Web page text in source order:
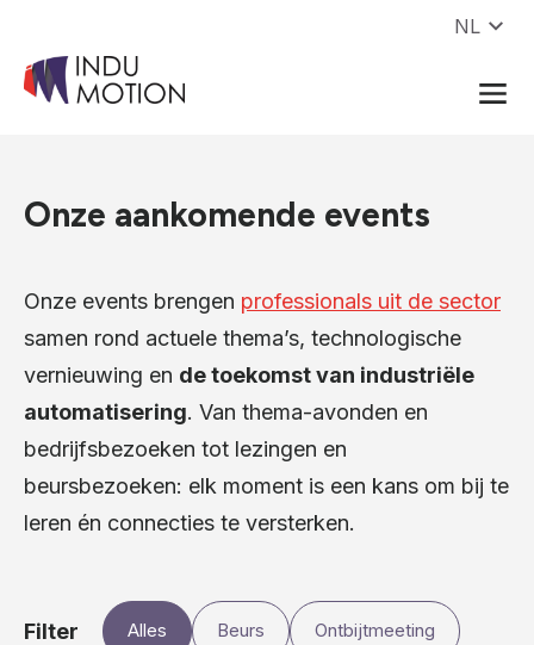
NL
Onze aankomende events
Onze events brengen professionals uit de sector
samen rond actuele thema’s, technologische
vernieuwing en de toekomst van industriële
automatisering. Van thema-avonden en
bedrijfsbezoeken tot lezingen en
beursbezoeken: elk moment is een kans om bij te
leren én connecties te versterken.
Filter Alles Beurs Ontbijtmeeting